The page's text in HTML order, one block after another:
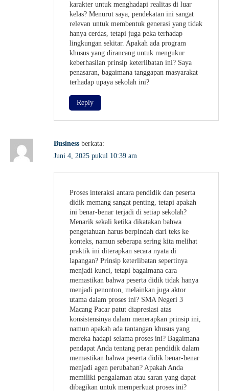
karakter untuk menghadapi realitas di luar
kelas? Menurut saya, pendekatan ini sangat
relevan untuk membentuk generasi yang tidak
hanya cerdas, tetapi juga peka terhadap
lingkungan sekitar. Apakah ada program
khusus yang dirancang untuk mengukur
keberhasilan prinsip keterlibatan ini? Saya
penasaran, bagaimana tanggapan masyarakat
terhadap upaya sekolah ini?
Reply
Business berkata:
Juni 4, 2025 pukul 10:39 am
Proses interaksi antara pendidik dan peserta
didik memang sangat penting, tetapi apakah
ini benar-benar terjadi di setiap sekolah?
Menarik sekali ketika dikatakan bahwa
pengetahuan harus berpindah dari teks ke
konteks, namun seberapa sering kita melihat
praktik ini diterapkan secara nyata di
lapangan? Prinsip keterlibatan sepertinya
menjadi kunci, tetapi bagaimana cara
memastikan bahwa peserta didik tidak hanya
menjadi penonton, melainkan juga aktor
utama dalam proses ini? SMA Negeri 3
Macang Pacar patut diapresiasi atas
konsistensinya dalam menerapkan prinsip ini,
namun apakah ada tantangan khusus yang
mereka hadapi selama proses ini? Bagaimana
pendapat Anda tentang peran pendidik dalam
memastikan bahwa peserta didik benar-benar
menjadi agen perubahan? Apakah Anda
memiliki pengalaman atau saran yang dapat
dibagikan untuk memperkuat proses ini?